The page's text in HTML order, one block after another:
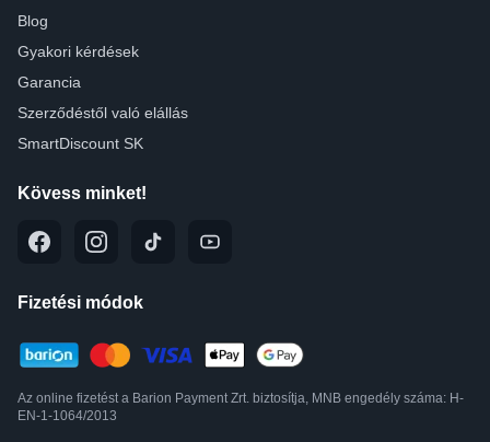
Blog
Gyakori kérdések
Garancia
Szerződéstől való elállás
SmartDiscount SK
Kövess minket!
Fizetési módok
Az online fizetést a Barion Payment Zrt. biztosítja, MNB engedély száma: H-
EN-1-1064/2013